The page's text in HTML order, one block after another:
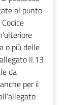
al punto
o più delle
II.13
da
per il